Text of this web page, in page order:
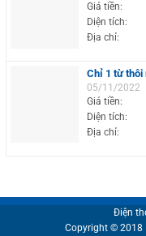
Giá tiền:
Diện tích:
Địa chỉ:
Chỉ 1 từ thôi
05/11/2022
Giá tiền:
Diện tích:
Địa chỉ:
Điện
Copyright © 2018